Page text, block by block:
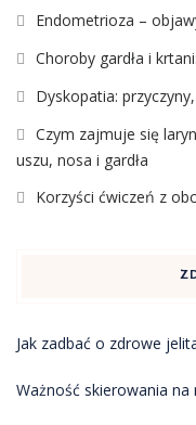
Endometrioza –
Choroby gardła i
Dyskopatia:
Czym zajmuje się
uszu, nosa i gardła
Korzyści ćwiczeń z
Jak zadbać o zdrowe
Ważność skierowania